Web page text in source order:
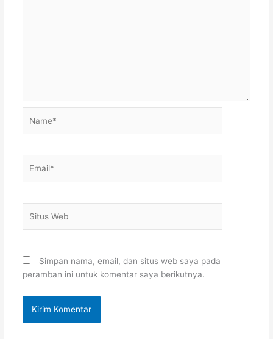
Web
Simpan nama, email, dan situs web saya pada
peramban ini untuk komentar saya berikutnya.